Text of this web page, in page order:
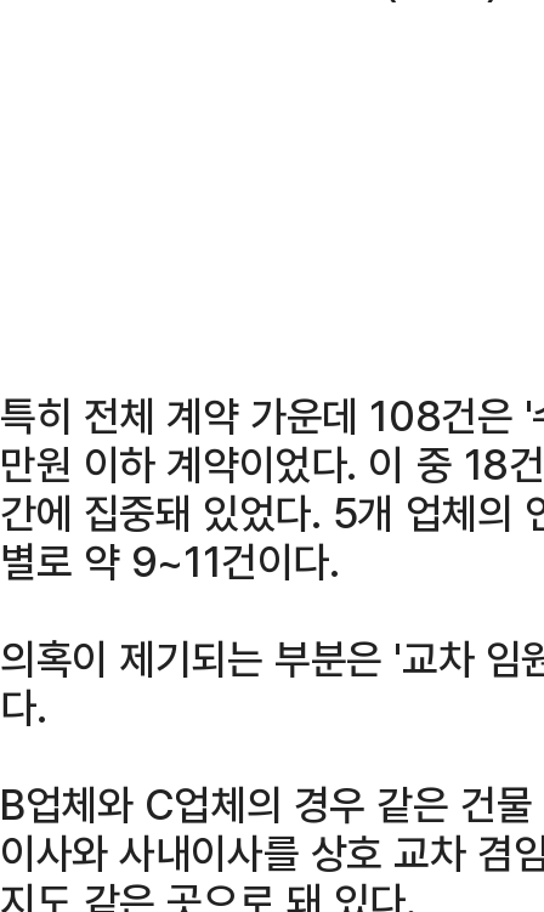
특히 전체 계약 가운데 108건은
만원 이하 계약이었다. 이 중
간에 집중돼 있었다. 5개 업체의
별로 약 9~11건이다.
의혹이 제기되는 부분은 '교차
다.
B업체와 C업체의 경우 같은 건
이사와 사내이사를 상호 교차 겸
지도 같은 곳으로 돼 있다.